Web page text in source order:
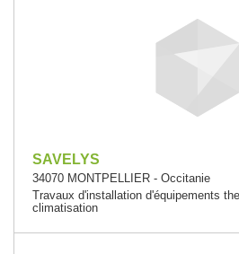
SAVELYS
34070 MONTPELLIER - Occitanie
Travaux d'installation d'équipements
climatisation